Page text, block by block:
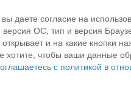
даете согласие на
ОС, тип и версия
и на какие кнопки
чтобы ваши данные
с политикой в